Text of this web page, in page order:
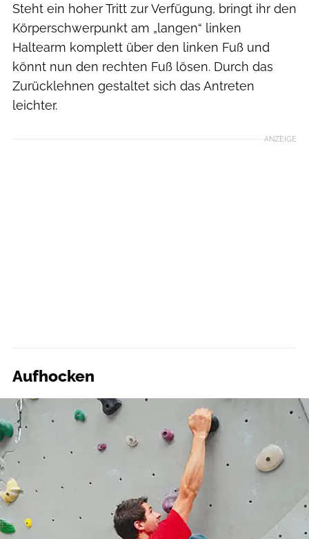
Steht ein hoher Tritt zur Verfügung, bringt ihr den
Körperschwerpunkt am „langen“ linken
Haltearm komplett über den linken Fuß und
könnt nun den rechten Fuß lösen. Durch das
Zurücklehnen gestaltet sich das Antreten
leichter.
ANZEIGE
Aufhocken